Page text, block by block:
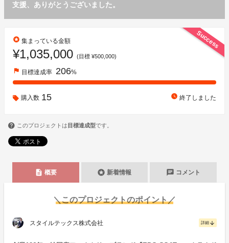
支援、ありがとうございました。
Success
stars 集まっている金額
¥1,035,000 (目標 ¥500,000)
flag 目標達成率 206%
購入数 15 watch_later 終了しました
このプロジェクトは 目標達成型です。
description 概要 stars 新着情報 chat コメント
＼このプロジェクトのポイント／
スタイルテックス株式会社 詳細 arrow_downward